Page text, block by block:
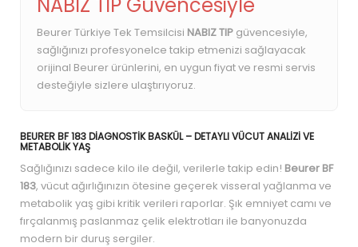
Beurer Türkiye Tek Temsilcisi NABIZ TIP güvencesiyle,
sağlığınızı profesyonelce takip etmenizi sağlayacak
orijinal Beurer ürünlerini, en uygun fiyat ve resmi servis
desteğiyle sizlere ulaştırıyoruz.
BEURER BF 183 DIAGNOSTIK BASKÜL – DETAYLI VÜCUT ANALIZI VE
METABOLIK YAŞ
Sağlığınızı sadece kilo ile değil, verilerle takip edin! Beurer BF
183, vücut ağırlığınızın ötesine geçerek visseral yağlanma ve
metabolik yaş gibi kritik verileri raporlar. Şık emniyet camı ve
fırçalanmış paslanmaz çelik elektrotları ile banyonuzda
modern bir duruş sergiler.